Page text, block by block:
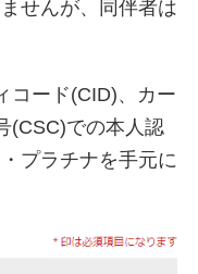
せんが、同伴者は
コード(CID)、カー
(CSC)での本人認
プラチナを手元に